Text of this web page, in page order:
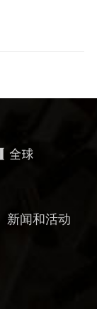
新闻和活动